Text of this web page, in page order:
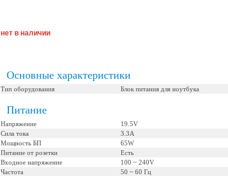
нет в наличии
Основные характеристики
Тип оборудования Блок питания для ноутбука
Питание
Напряжение
19.5V
Сила тока
3.3А
Мощность БП
65W
Питание от розетки
Есть
Входное напряжение
100 ~ 240V
Частота
50 ~ 60 Гц